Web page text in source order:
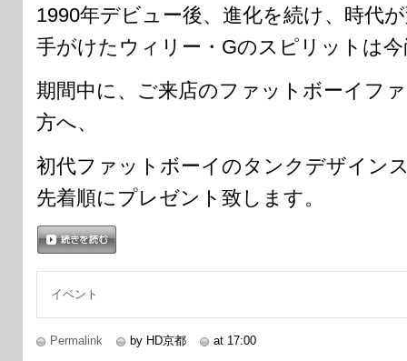
1990年デビュー後、進化を続け、時代
手がけたウィリー・Gのスピリットは
期間中に、ご来店のファットボーイフ
方へ、
初代ファットボーイのタンクデザイン
先着順にプレゼント致します。
イベント
Permalink by HD京都 at 17:00